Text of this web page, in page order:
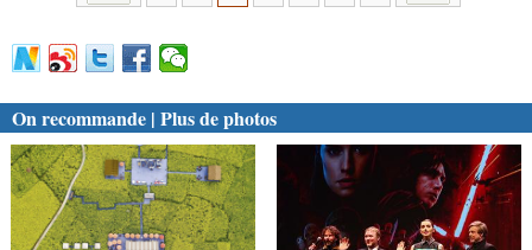
On recommande | Plus de photos